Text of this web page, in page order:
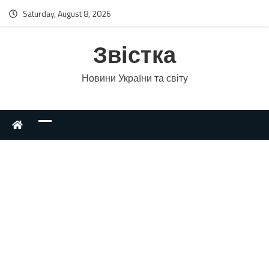
Saturday, August 8, 2026
Звістка
Новини України та світу